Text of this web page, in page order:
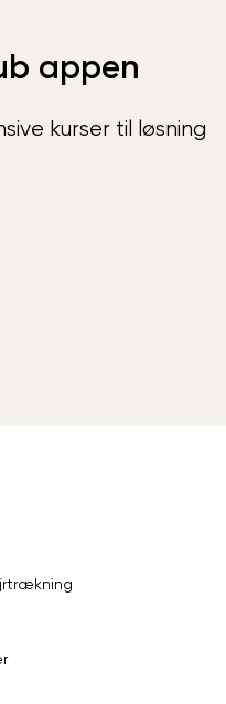
appen
kurser til løsning